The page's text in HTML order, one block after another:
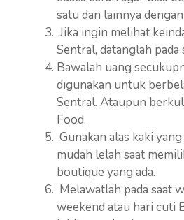
satu dan lainnya
Jika ingin melihat
Sentral, datanglah pada
Bawalah uang
digunakan untuk
Sentral. Ataupun
Food.
Gunakan alas kaki
mudah lelah saat
boutique yang ada.
Melawatlah pada saat
weekend atau hari cuti